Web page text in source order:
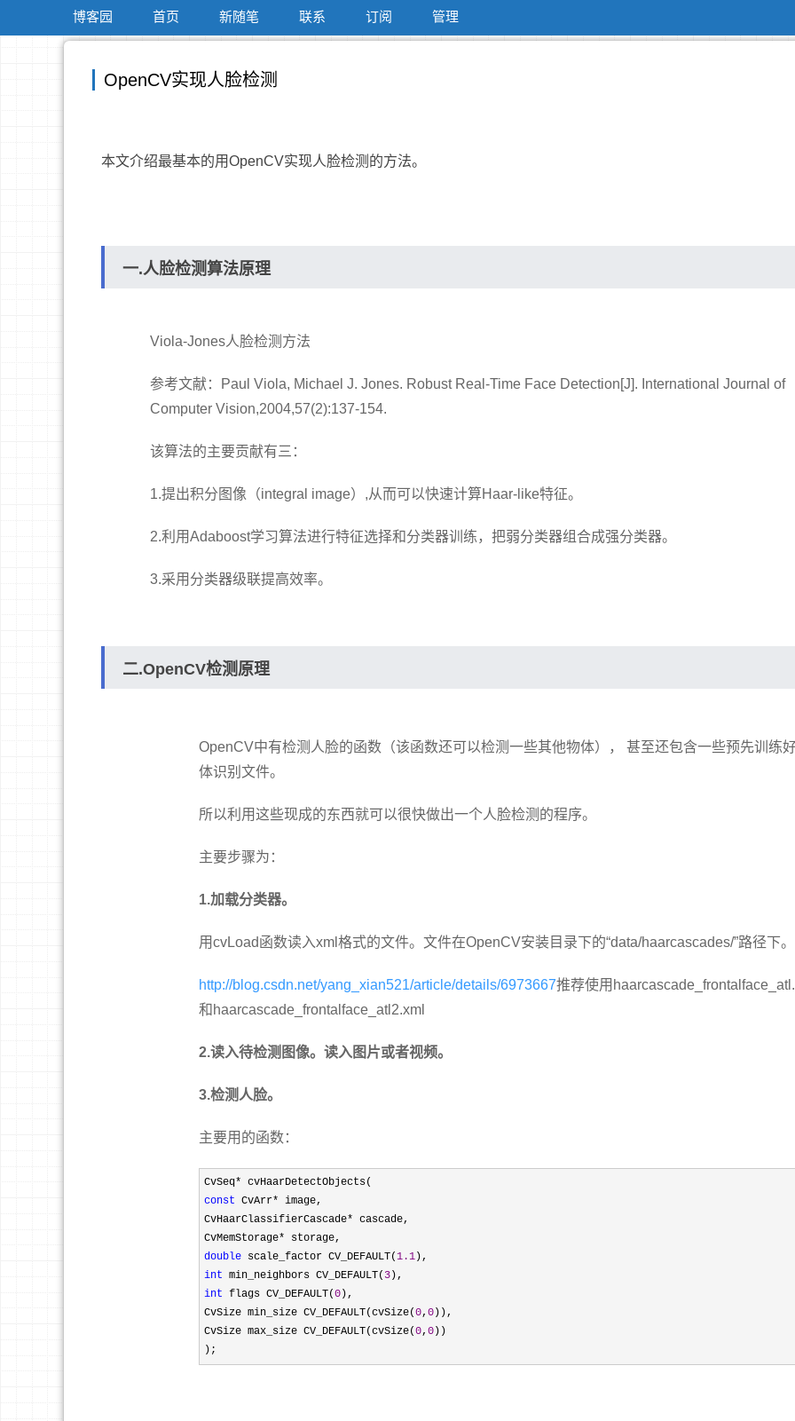
博客园 首页 新随笔 联系 订阅 管理
OpenCV实现人脸检测
本文介绍最基本的用OpenCV实现人脸检测的方法。
一.人脸检测算法原理
Viola-Jones人脸检测方法
参考文献：Paul Viola, Michael J. Jones. Robust Real-Time Face Detection[J]. International Journal of
Computer Vision,2004,57(2):137-154.
该算法的主要贡献有三：
1.提出积分图像（integral image）,从而可以快速计算Haar-like特征。
2.利用Adaboost学习算法进行特征选择和分类器训练，把弱分类器组合成强分类器。
3.采用分类器级联提高效率。
二.OpenCV检测原理
OpenCV中有检测人脸的函数（该函数还可以检测一些其他物体）， 甚至还包含一些预先训练
体识别文件。
所以利用这些现成的东西就可以很快做出一个人脸检测的程序。
主要步骤为：
1.加载分类器。
用cvLoad函数读入xml格式的文件。文件在OpenCV安装目录下的“data/haarcascades/”路径下。
http://blog.csdn.net/yang_xian521/article/details/6973667推荐使用
和haarcascade_frontalface_atl2.xml
2.读入待检测图像。读入图片或者视频。
3.检测人脸。
主要用的函数：
CvSeq*
const CvArr* image,
CvHaarClassifierCascade* cascade,
CvMemStorage*
double scale_factor CV_DEFAULT(1.1
int min_neighbors CV_DEFAULT( 3
int flags CV_DEFAULT(0 ),
CvSize min_size CV_DEFAULT(cvSize(0, 0 )),
CvSize max_size CV_DEFAULT(cvSize(0, 0 ))
);